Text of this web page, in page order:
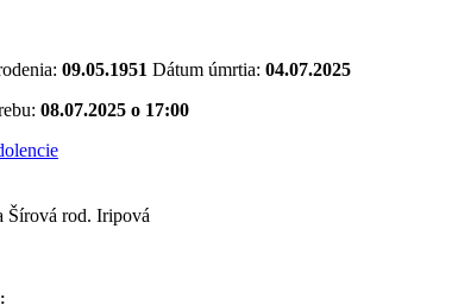
09.05.1951 Dátum úmrtia: 04.07.2025
08.07.2025 o 17:00
Šírová rod. Iripová